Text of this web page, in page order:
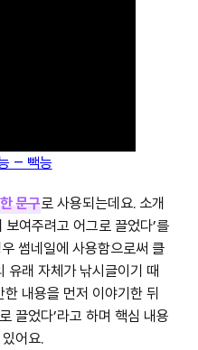
– 빽능
문구로 사용되는데요. 소개
여주려고 어그로 끌었다’를
썸네일에 사용함으로써 클
유래 자체가 낚시글이기 때
내용을 먼저 이야기한 뒤
끌었다’라고 하며 핵심 내용
어요.